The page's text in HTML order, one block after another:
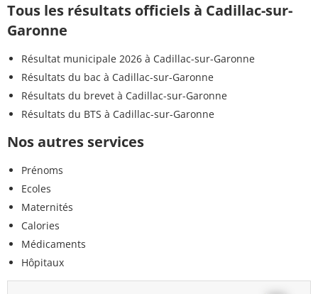
Tous les résultats officiels à Cadillac-sur-
Garonne
Résultat municipale 2026 à Cadillac-sur-Garonne
Résultats du bac à Cadillac-sur-Garonne
Résultats du brevet à Cadillac-sur-Garonne
Résultats du BTS à Cadillac-sur-Garonne
Nos autres services
Prénoms
Ecoles
Maternités
Calories
Médicaments
Hôpitaux